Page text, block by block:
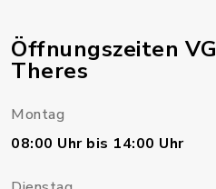
Öffnungszeiten VG
Theres
Montag
08:00 Uhr bis 14:00 Uhr